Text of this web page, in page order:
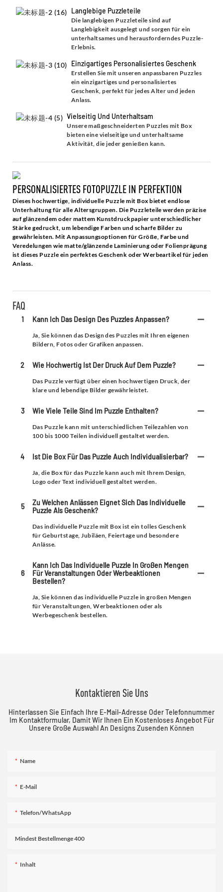
Langlebige Puzzleteile
Die langlebigen Puzzleteile sind auf
Langlebigkeit ausgelegt und sorgen für ein
unterhaltsames und herausforderndes Puzzle-
Erlebnis.
Einzigartiges Personalisiertes Geschenk
Erstellen Sie mit unseren anpassbaren Puzzles
ein einzigartiges und personalisiertes
Geschenk, perfekt für jedes Alter und jeden
Anlass.
Vielseitig Und Unterhaltsam
Unsere maßgeschneiderten Puzzles mit Box
bieten eine vielseitige und unterhaltsame
Aktivität, die jeder genießen kann.
PERSONALISIERTES FOTOPUZZLE IN PERFEKTION
Dieses hochwertige, individuelle Puzzle mit Box bietet endlose
Unterhaltung für alle Altersgruppen. Die Puzzleteile werden präzise
auf glänzendem oder mattem Kunstdruckpapier unterschiedlicher
Stärke gedruckt, um lebendige Farben und scharfe Bilder zu
gewährleisten. Mit Anpassungsoptionen für Größe, Farbe und
Veredelungen wie matte/glänzende Laminierung oder Folienprägung
ist dieses Puzzle ein perfektes Geschenk oder Werbeartikel für jeden
Anlass.
FAQ
1 Kann Ich Das Design Des Puzzles Anpassen?
Ja, Sie können das Design des Puzzles mit Ihren eigenen
Bildern, Fotos oder Grafiken anpassen.
2 Wie Hochwertig Ist Der Druck Auf Dem Puzzle?
Das Puzzle verfügt über einen hochwertigen Druck, der
klare und lebendige Bilder gewährleistet.
3 Wie Viele Teile Sind Im Puzzle Enthalten?
Das Puzzle kann mit unterschiedlichen Teilezahlen von
100 bis 1000 Teilen individuell gestaltet werden.
4 Ist Die Box Für Das Puzzle Auch Individualisierbar?
Ja, die Box für das Puzzle kann auch mit Ihrem Design,
Logo oder Text individuell gestaltet werden.
5
Zu Welchen Anlässen Eignet Sich Das Individuelle
Puzzle Als Geschenk?
Das individuelle Puzzle mit Box ist ein tolles Geschenk
für Geburtstage, Jubiläen, Feiertage und besondere
Anlässe.
6
Kann Ich Das Individuelle Puzzle In Großen Mengen
Für Veranstaltungen Oder Werbeaktionen
Bestellen?
Ja, Sie können das individuelle Puzzle in großen Mengen
für Veranstaltungen, Werbeaktionen oder als
Werbegeschenk bestellen.
Kontaktieren Sie Uns
Hinterlassen Sie Einfach Ihre E-Mail-Adresse Oder Telefonnummer
Im Kontaktformular, Damit Wir Ihnen Ein Kostenloses Angebot Für
Unsere Große Auswahl An Designs Zusenden Können
Name
E-Mail
Telefon/WhatsApp
Mindest Bestellmenge 400
Inhalt